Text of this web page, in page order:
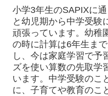
小学3年生のSAPIXに
と幼児期から中学受験
頑張っています。幼稚
の時に計算は6年生ま
し、今は家庭学習で予
ズを使い算数の先取学
います。中学受験のこ
に、子育てや教育のこ